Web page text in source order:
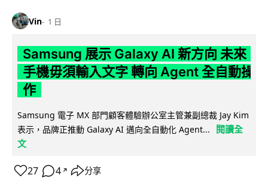
Vin 1 日
Samsung 展示 Galaxy AI 新方向 未來
手機毋須輸入文字 轉向 Agent 全自動操
作
Samsung 電子 MX 部門顧客體驗辦公室主管兼副總裁 Jay Kim
表示，品牌正推動 Galaxy AI 邁向全自動化 Agent...
閱讀全
文
27 4 ↗ 分享